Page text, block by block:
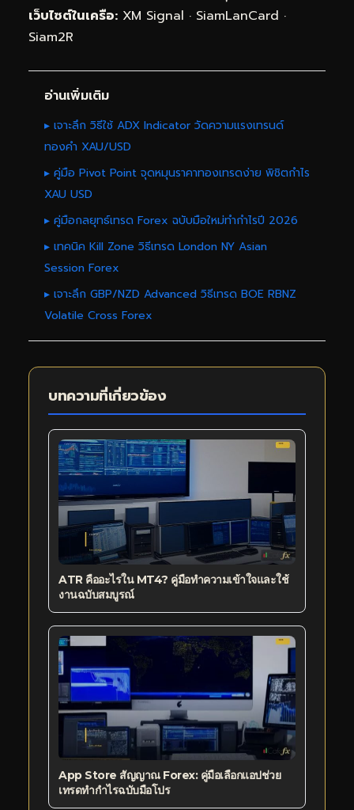
เว็บไซต์ในเครือ: XM Signal · SiamLanCard ·
Siam2R
อ่านเพิ่มเติม
▸ เจาะลึก วิธีใช้ ADX Indicator วัดความแรงเทรนด์
ทองคำ XAU/USD
▸ คู่มือ Pivot Point จุดหมุนราคาทองเทรดง่าย พิชิตกำไร
XAU USD
▸ คู่มือกลยุทธ์เทรด Forex ฉบับมือใหม่ทำกำไรปี 2026
▸ เทคนิค Kill Zone วิธีเทรด London NY Asian
Session Forex
▸ เจาะลึก GBP/NZD Advanced วิธีเทรด BOE RBNZ
Volatile Cross Forex
บทความที่เกี่ยวข้อง
ATR คืออะไรใน MT4? คู่มือทำความเข้าใจและใช้
งานฉบับสมบูรณ์
App Store สัญญาณ Forex: คู่มือเลือกแอปช่วย
เทรดทำกำไรฉบับมือโปร